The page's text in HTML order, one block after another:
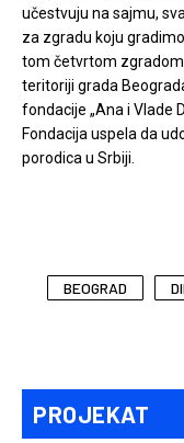
PROJEKAT
učestvuju na sajmu,
za zgradu koju
tom četvrtom
teritoriji grada
fondacije „Ana i Vlade
Fondacija uspela da
porodica u Srbiji.
BEOGRAD